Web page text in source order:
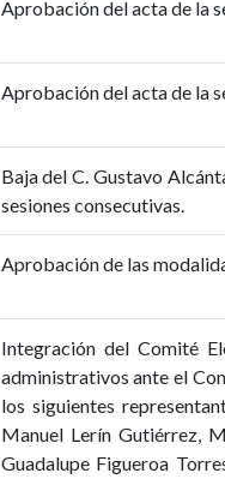
Aprobación del acta de la
Aprobación del acta de la
Baja del C. Gustavo
sesiones consecutivas.
Aprobación de las
Integración del Comité
administrativos ante el
los siguientes
Manuel Lerín Gutiérrez,
Guadalupe Figueroa